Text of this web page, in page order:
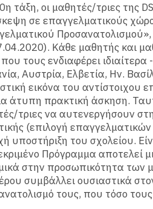
τάξη, οι μαθητές/τριες της
σε επαγγελματικούς
Κάθε μαθητής και
τους ενδιαφέρει
Αυστρία, Ελβετία, Ην.
εικόνα του αντίστοιχου
άτυπη πρακτική άσκηση.
τριες να αυτενεργήσουν
(επιλογή
υποστήριξη του σχολείου.
Πρόγραμμα αποτελεί
στην προσωπικότητα των
συμβάλλει ουσιαστικά
τους, που τόσο